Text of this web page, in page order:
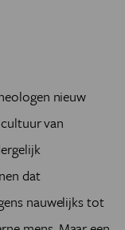
nieuw
van
dat
nauwelijks tot